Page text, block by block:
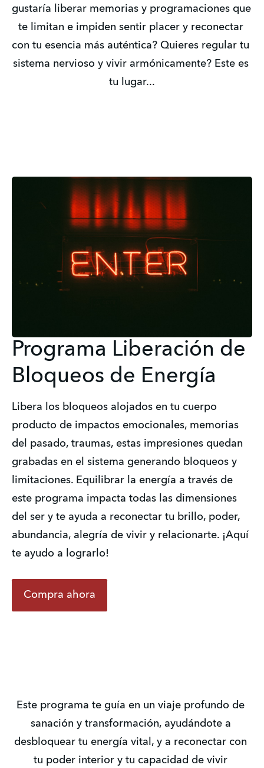
gustaría liberar memorias y programaciones que
te limitan e impiden sentir placer y reconectar
con tu esencia más auténtica? Quieres regular tu
sistema nervioso y vivir armónicamente? Este es
tu lugar...
Programa Liberación de
Bloqueos de Energía
Libera los bloqueos alojados en tu cuerpo
producto de impactos emocionales, memorias
del pasado, traumas, estas impresiones quedan
grabadas en el sistema generando bloqueos y
limitaciones. Equilibrar la energía a través de
este programa impacta todas las dimensiones
del ser y te ayuda a reconectar tu brillo, poder,
abundancia, alegría de vivir y relacionarte. ¡Aquí
te ayudo a lograrlo!
Compra ahora
Este programa te guía en un viaje profundo de
sanación y transformación, ayudándote a
desbloquear tu energía vital, y a reconectar con
tu poder interior y tu capacidad de vivir